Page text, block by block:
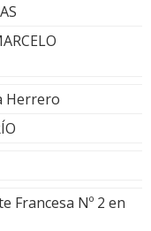
Herrero
Francesa Nº 2 en